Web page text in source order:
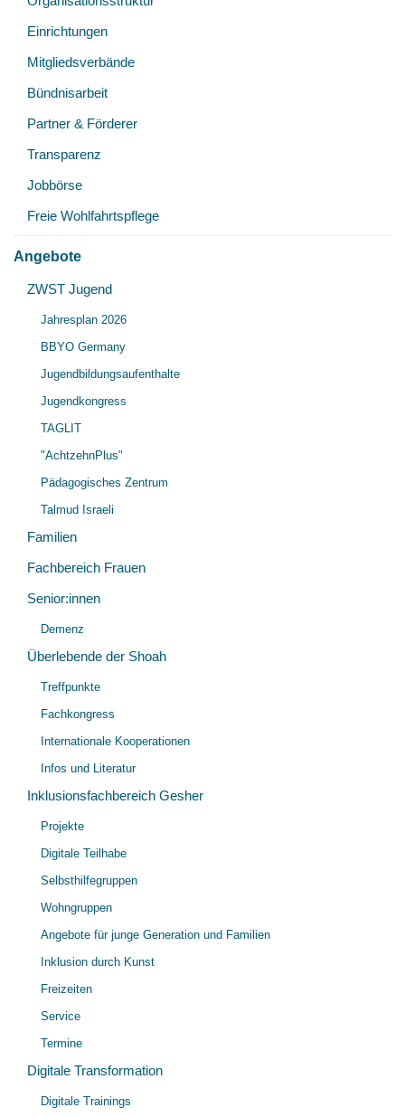
Einrichtungen
Mitgliedsverbände
Bündnisarbeit
Partner & Förderer
Transparenz
Jobbörse
Freie Wohlfahrtspflege
Angebote
ZWST Jugend
Jahresplan 2026
BBYO Germany
Jugendbildungsaufenthalte
Jugendkongress
TAGLIT
"AchtzehnPlus"
Pädagogisches Zentrum
Talmud Israeli
Familien
Fachbereich Frauen
Senior:innen
Demenz
Überlebende der Shoah
Treffpunkte
Fachkongress
Internationale Kooperationen
Infos und Literatur
Inklusionsfachbereich Gesher
Projekte
Digitale Teilhabe
Selbsthilfegruppen
Wohngruppen
Angebote für junge Generation und Familien
Inklusion durch Kunst
Freizeiten
Service
Termine
Digitale Transformation
Digitale Trainings